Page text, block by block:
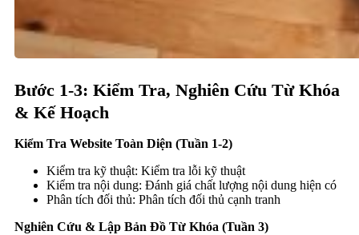
Bước 1-3: Kiểm Tra, Nghiên Cứu Từ Khóa
& Kế Hoạch
Kiểm Tra Website Toàn Diện (Tuần 1-2)
Kiểm tra kỹ thuật: Kiểm tra lỗi kỹ thuật
Kiểm tra nội dung: Đánh giá chất lượng nội dung hiện có
Phân tích đối thủ: Phân tích đối thủ cạnh tranh
Nghiên Cứu & Lập Bản Đồ Từ Khóa (Tuần 3)